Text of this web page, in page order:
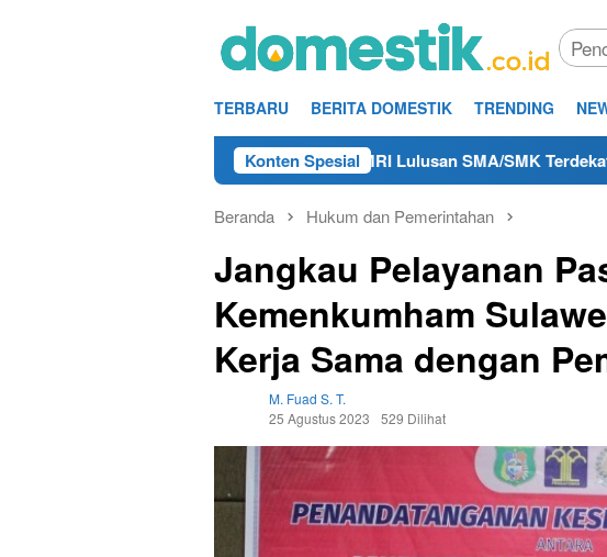
TERBARU BERITA DOMESTIK TRENDING
Konten Spesial
Info Kerja Teknisi/Mekanik DAMRI Lulusan SMA/SMK Terdekat di Rembang
Beranda Hukum dan Pemerintahan
Jangkau Pelayanan
Kemenkumham
Kerja Sama dengan
M. Fuad S. T.
25 Agustus 2023
529 Dilihat